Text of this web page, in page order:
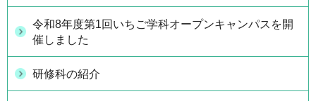
令和8年度第1回いちご学科オープンキャンパスを開
催しました
研修科の紹介